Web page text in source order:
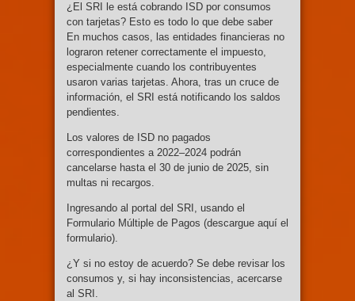
¿El SRI le está cobrando ISD por consumos
con tarjetas? Esto es todo lo que debe saber
En muchos casos, las entidades financieras no
lograron retener correctamente el impuesto,
especialmente cuando los contribuyentes
usaron varias tarjetas. Ahora, tras un cruce de
información, el SRI está notificando los saldos
pendientes.
Los valores de ISD no pagados
correspondientes a 2022–2024 podrán
cancelarse hasta el 30 de junio de 2025, sin
multas ni recargos.
Ingresando al portal del SRI, usando el
Formulario Múltiple de Pagos (descargue aquí el
formulario).
¿Y si no estoy de acuerdo? Se debe revisar los
consumos y, si hay inconsistencias, acercarse
al SRI.